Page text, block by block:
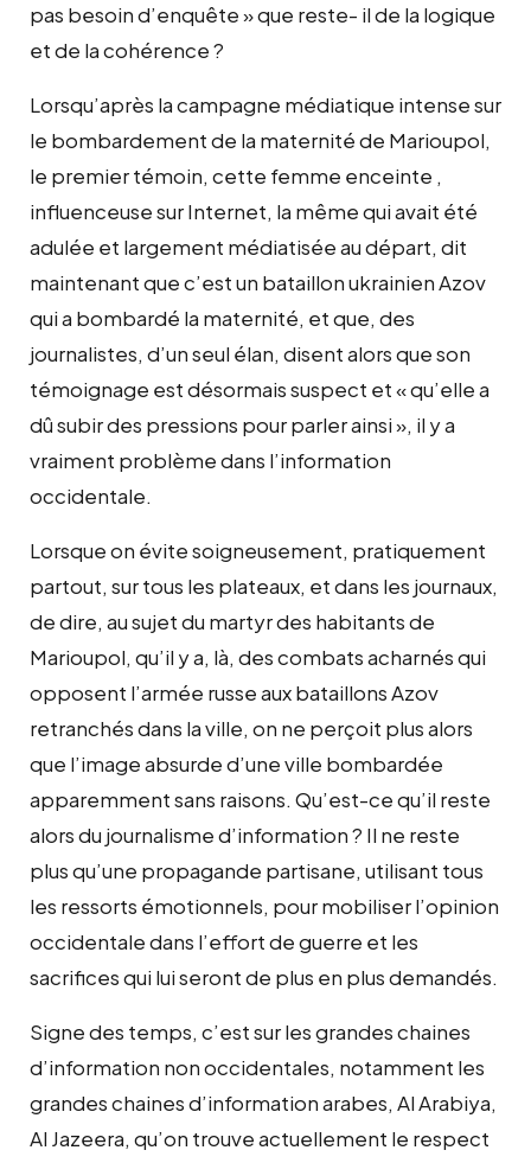
pas besoin d’enquête » que reste- il de la logique
et de la cohérence ?
Lorsqu’après la campagne médiatique intense sur
le bombardement de la maternité de Marioupol,
le premier témoin, cette femme enceinte ,
influenceuse sur Internet, la même qui avait été
adulée et largement médiatisée au départ, dit
maintenant que c’est un bataillon ukrainien Azov
qui a bombardé la maternité, et que, des
journalistes, d’un seul élan, disent alors que son
témoignage est désormais suspect et « qu’elle a
dû subir des pressions pour parler ainsi », il y a
vraiment problème dans l’information
occidentale.
Lorsque on évite soigneusement, pratiquement
partout, sur tous les plateaux, et dans les journaux,
de dire, au sujet du martyr des habitants de
Marioupol, qu’il y a, là, des combats acharnés qui
opposent l’armée russe aux bataillons Azov
retranchés dans la ville, on ne perçoit plus alors
que l’image absurde d’une ville bombardée
apparemment sans raisons. Qu’est-ce qu’il reste
alors du journalisme d’information ? Il ne reste
plus qu’une propagande partisane, utilisant tous
les ressorts émotionnels, pour mobiliser l’opinion
occidentale dans l’effort de guerre et les
sacrifices qui lui seront de plus en plus demandés.
Signe des temps, c’est sur les grandes chaines
d’information non occidentales, notamment les
grandes chaines d’information arabes, Al Arabiya,
Al Jazeera, qu’on trouve actuellement le respect